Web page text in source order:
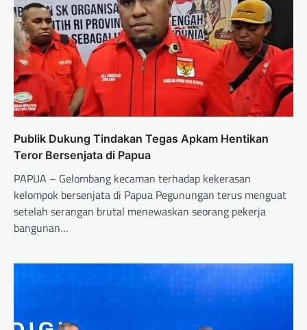
Publik Dukung Tindakan Tegas Apkam Hentikan
Teror Bersenjata di Papua
PAPUA – Gelombang kecaman terhadap kekerasan
kelompok bersenjata di Papua Pegunungan terus menguat
setelah serangan brutal menewaskan seorang pekerja
bangunan…